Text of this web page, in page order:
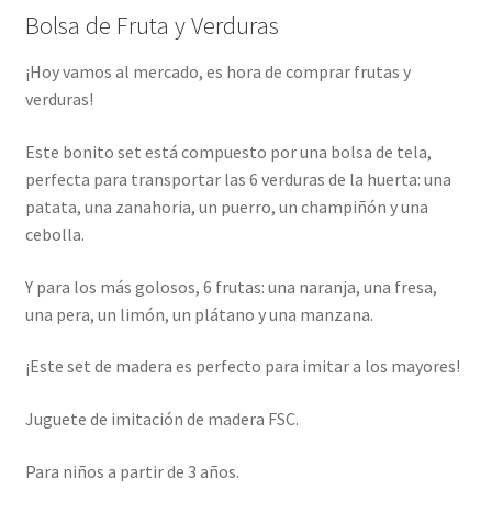
Bolsa de Fruta y Verduras
¡Hoy vamos al mercado, es hora de comprar frutas y
verduras!
Este bonito set está compuesto por una bolsa de tela,
perfecta para transportar las 6 verduras de la huerta: una
patata, una zanahoria, un puerro, un champiñón y una
cebolla.
Y para los más golosos, 6 frutas: una naranja, una fresa,
una pera, un limón, un plátano y una manzana.
¡Este set de madera es perfecto para imitar a los mayores!
Juguete de imitación de madera FSC.
Para niños a partir de 3 años.